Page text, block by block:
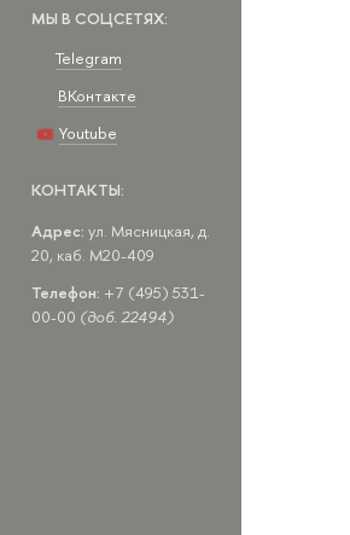
МЫ В СОЦСЕТЯХ:
Telegram
ВКонтакте
Youtube
КОНТАКТЫ:
Адрес: ул. Мясницкая, д.
20, каб. M20-409
Телефон: +7 (495) 531-
00-00 (доб. 22494)